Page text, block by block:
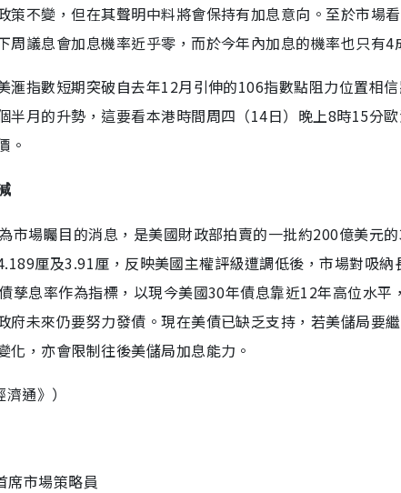
策不變，但在其聲明中料將會保持有加息意向。至於市場
周議息會加息機率近乎零，而於今年內加息的機率也只有4
滙指數短期突破自去年12月引伸的106指數點阻力位置相
半月的升勢，這要看本港時間周四（14日）晚上8時15分
。
市場矚目的消息，是美國財政部拍賣的一批約200億美元
厘及3.91厘，反映美國主權評級遭調低後，市場對吸
孳息率作為指標，以現今美國30年債息靠近12年高位水平
府未來仍要努力發債。現在美債已缺乏支持，若美儲局要
化，亦會限制往後美儲局加息能力。
通》）
席市場策略員